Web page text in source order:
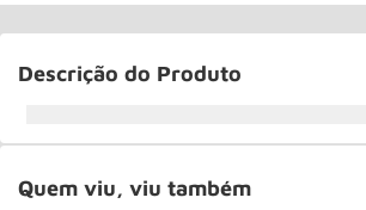
Descrição do Produto
Quem viu, viu também